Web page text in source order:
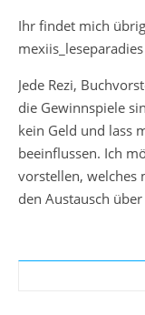
Ihr findet mich
Jede Rezi,
die Gewinnspiele
kein Geld und lass
beeinflussen. Ich
vorstellen, welches
den Austausch